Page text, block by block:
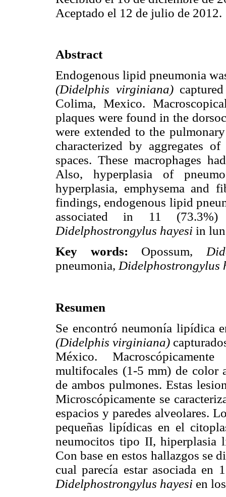
Aceptado el 12 de julio de 2012.
Abstract
Endogenous lipid pneumonia
(Didelphis virginiana)
Colima, Mexico.
plaques were found in the
were extended to the
characterized by aggregates
spaces. These macrophages
Also, hyperplasia of
hyperplasia, emphysema and
findings, endogenous lipid
associated in 11
Didelphostrongylus hayesi in
Key words: Opossum,
pneumonia,Didelphostrongylus
Resumen
Se encontró neumonía lipídica
(Didelphis virginiana)
México.
multifocales (1-5 mm) de color
de ambos pulmones. Estas
Microscópicamente se
espacios y paredes alveolares.
pequeñas lipídicas en el
neumocitos tipo II, hiperplasia
Con base en estos hallazgos se
cual parecía estar asociada en
Didelphostrongylus hayesi en